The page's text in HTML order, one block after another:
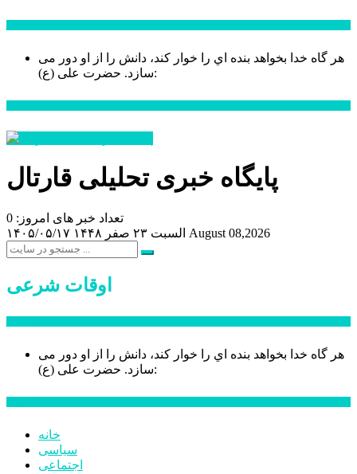
هر گاه خدا بخواهد بنده اي را خوار كند، دانش را از او دور می
سازد.حضرت علی (ع):
پایگاه خبری تحلیلی قارتال
تعداد خبر های امروز: 0
۱۴۰۵/۰۵/۱۷
السبت ۲۳ صفر ۱۴۴۸ August 08,2026
اوقات شرعی
هر گاه خدا بخواهد بنده اي را خوار كند، دانش را از او دور می
سازد.حضرت علی (ع):
خانه
سیاسی
اجتماعی